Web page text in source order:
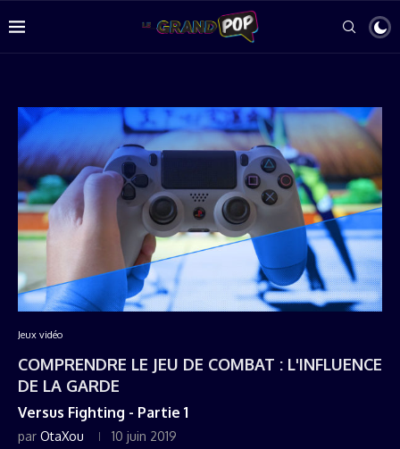
Jeux vidéo
COMPRENDRE LE JEU DE COMBAT : L'INFLUENCE
DE LA GARDE
Versus Fighting - Partie 1
par OtaXou 10 juin 2019